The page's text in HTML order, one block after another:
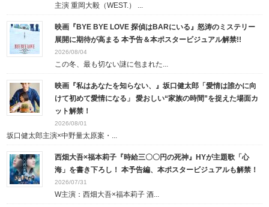
主演 重岡大毅（WEST.） ...
映画『BYE BYE LOVE 探偵はBARにいる』怒涛のミステリー
展開に期待が高まる 本予告＆本ポスタービジュアル解禁!!
2026/08/04
この冬、最も切ない謎に包まれた...
映画『私はあなたを知らない、』坂口健太郎「愛情は誰かに向
けて初めて愛情になる」 愛おしい“家族の時間”を捉えた場面カ
ット解禁！
2026/08/01
坂口健太郎主演×中野量太原案・...
西畑大吾×福本莉子『時給三〇〇円の死神』HYが主題歌「心
海」を書き下ろし！ 本予告編、本ポスタービジュアルも解禁！
2026/07/31
W主演：西畑大吾×福本莉子 酒...